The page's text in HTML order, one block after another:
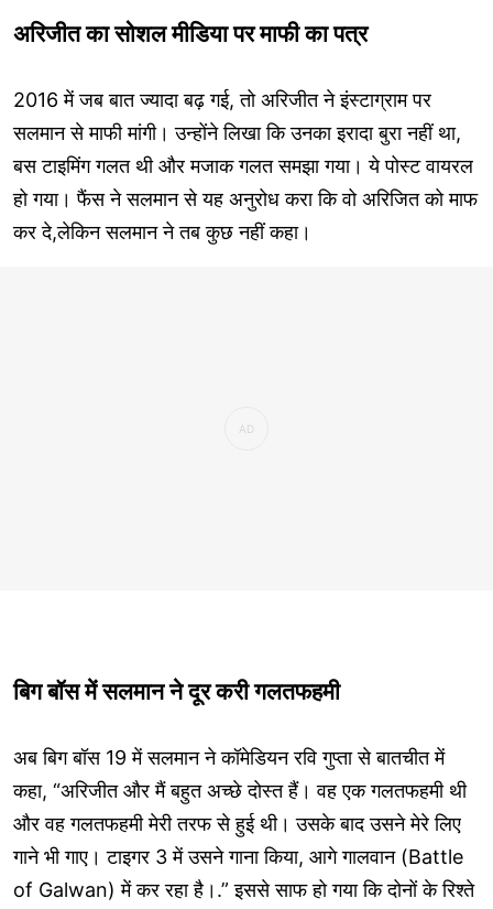
अरिजीत का सोशल मीडिया पर माफी का पत्र
2016 में जब बात ज्यादा बढ़ गई, तो अरिजीत ने इंस्टाग्राम पर
सलमान से माफी मांगी। उन्होंने लिखा कि उनका इरादा बुरा नहीं था,
बस टाइमिंग गलत थी और मजाक गलत समझा गया। ये पोस्ट वायरल
हो गया। फैंस ने सलमान से यह अनुरोध करा कि वो अरिजित को माफ
कर दे,लेकिन सलमान ने तब कुछ नहीं कहा।
बिग बॉस में सलमान ने दूर करी गलतफहमी
अब बिग बॉस 19 में सलमान ने कॉमेडियन रवि गुप्ता से बातचीत में
कहा, “अरिजीत और मैं बहुत अच्छे दोस्त हैं। वह एक गलतफहमी थी
और वह गलतफहमी मेरी तरफ से हुई थी। उसके बाद उसने मेरे लिए
गाने भी गाए। टाइगर 3 में उसने गाना किया, आगे गालवान (Battle
of Galwan) में कर रहा है।.” इससे साफ हो गया कि दोनों के रिश्ते